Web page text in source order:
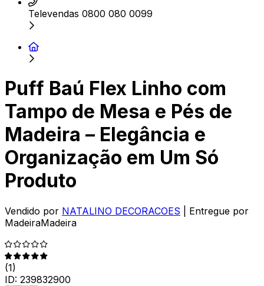
Televendas 0800 080 0099
Puff Baú Flex Linho com
Tampo de Mesa e Pés de
Madeira – Elegância e
Organização em Um Só
Produto
Vendido por NATALINO DECORACOES
| Entregue por
MadeiraMadeira
(1)
ID: 239832900